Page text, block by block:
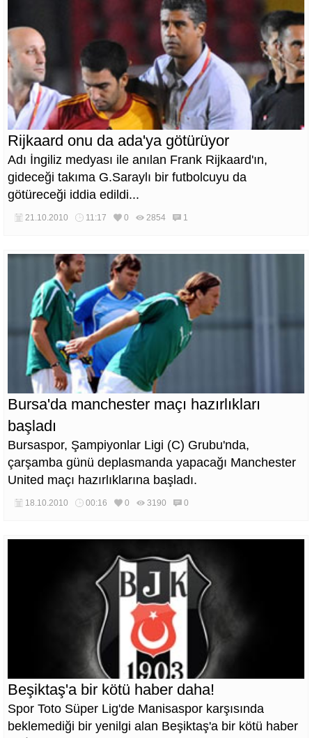
Rijkaard onu da ada'ya götürüyor
Adı İngiliz medyası ile anılan Frank Rijkaard'ın,
gideceği takıma G.Saraylı bir futbolcuyu da
götüreceği iddia edildi...
21.10.2010 11:17 0 2854 1
Bursa'da manchester maçı hazırlıkları
başladı
Bursaspor, Şampiyonlar Ligi (C) Grubu'nda,
çarşamba günü deplasmanda yapacağı Manchester
United maçı hazırlıklarına başladı.
18.10.2010 00:16 0 3190 0
Beşiktaş'a bir kötü haber daha!
Spor Toto Süper Lig'de Manisaspor karşısında
beklemediği bir yenilgi alan Beşiktaş'a bir kötü haber